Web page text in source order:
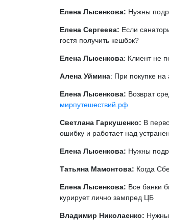
Елена Лысенкова: Нужны
Елена Сергеева: Если
гостя получить кешбэк?
Елена Лысенкова: Клиент не
Алена Уймина: При покупке на
Елена Лысенкова: Возврат
мирпутешествий.рф
Светлана Гаркушенко: В
ошибку и работает над
Елена Лысенкова: Нужны
Татьяна Мамонтова: Когда
Елена Лысенкова: Все банки
курирует лично зампред ЦБ
Владимир Николаенко: Нужны